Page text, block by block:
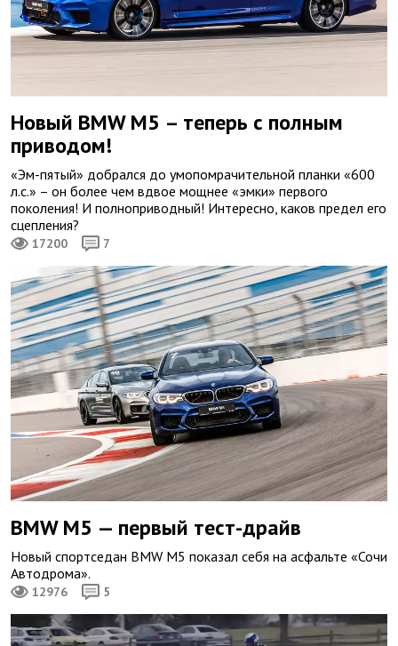
Новый BMW M5 – теперь с полным
приводом!
«Эм-пятый» добрался до умопомрачительной планки «600
л.с.» – он более чем вдвое мощнее «эмки» первого
поколения! И полноприводный! Интересно, каков предел его
сцепления?
17200 7
BMW M5 — первый тест-драйв
Новый спортседан BMW M5 показал себя на асфальте «Сочи
Автодрома».
12976 5